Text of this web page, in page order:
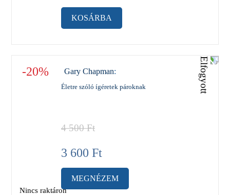
KOSÁRBA
-20% Gary Chapman:
Életre szóló ígéretek pároknak
4 500Ft
3 600 Ft
Nincs raktáron
MEGNÉZEM